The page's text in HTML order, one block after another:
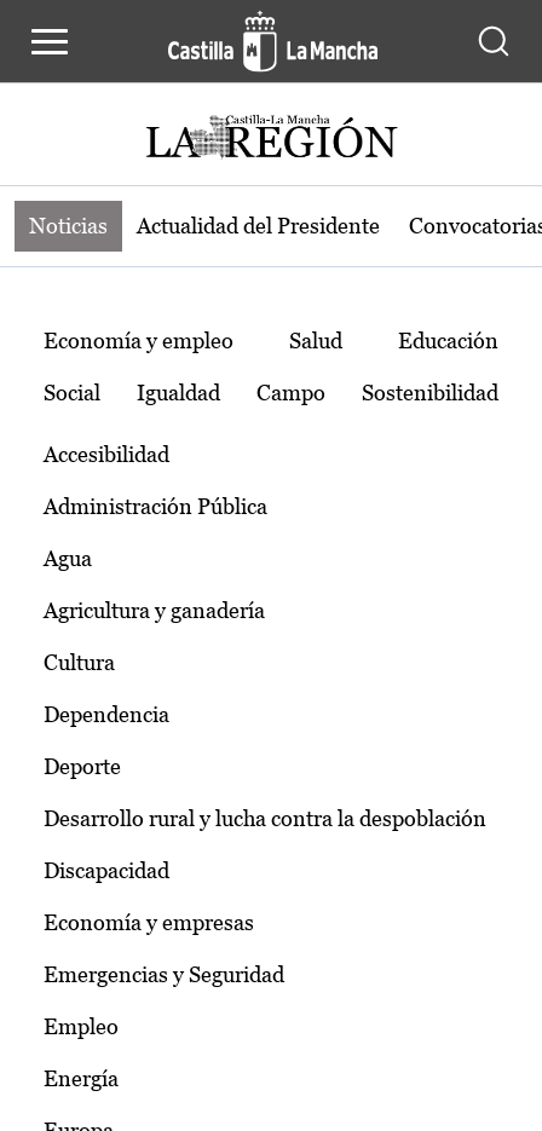
Noticias de la región de Castilla-La
Noticias Actualidad del Presidente
Temas
Economía y empleo Salud Educación
Social Igualdad Campo Sostenibilidad
Accesibilidad
Administración Pública
Agua
Agricultura y ganadería
Cultura
Dependencia
Deporte
Desarrollo rural y lucha contra la despoblación
Discapacidad
Economía y empresas
Emergencias y Seguridad
Empleo
Energía